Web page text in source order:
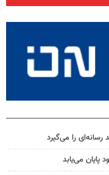
را می‌گیرد
پایان می‌یابد